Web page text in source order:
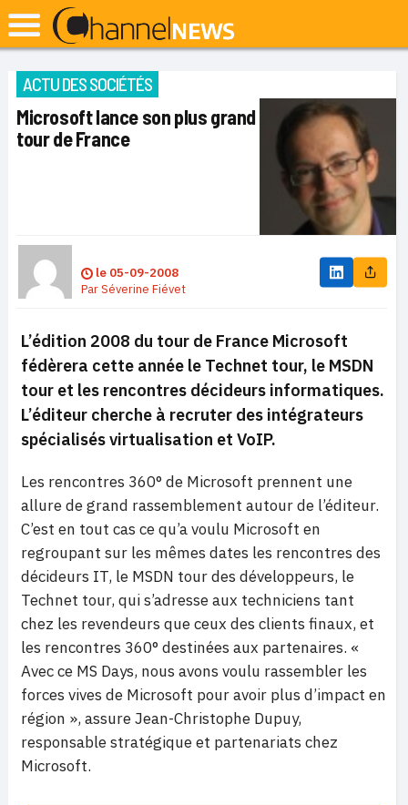
ACTU DES SOCIÉTÉS
Microsoft lance son plus grand
tour de France
le 05-09-2008
ParSéverine Fiévet
L’édition 2008 du tour de France Microsoft
fédèrera cette année le Technet tour, le MSDN
tour et les rencontres décideurs informatiques.
L’éditeur cherche à recruter des intégrateurs
spécialisés virtualisation et VoIP.
Les rencontres 360° de Microsoft prennent une
allure de grand rassemblement autour de l’éditeur.
C’est en tout cas ce qu’a voulu Microsoft en
regroupant sur les mêmes dates les rencontres des
décideurs IT, le MSDN tour des développeurs, le
Technet tour, qui s’adresse aux techniciens tant
chez les revendeurs que ceux des clients finaux, et
les rencontres 360° destinées aux partenaires. «
Avec ce MS Days, nous avons voulu rassembler les
forces vives de Microsoft pour avoir plus d’impact en
région », assure Jean-Christophe Dupuy,
responsable stratégique et partenariats chez
Microsoft.